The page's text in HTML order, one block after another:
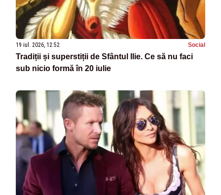
19 iul. 2026, 12:52 Social
Tradiții și superstiții de Sfântul Ilie. Ce să nu faci
sub nicio formă în 20 iulie